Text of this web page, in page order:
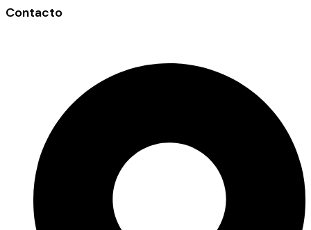
Contacto